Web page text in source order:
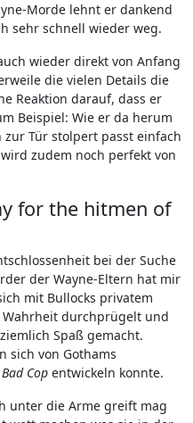
Morde lehnt er dankend
sehr schnell wieder weg.
wieder direkt von Anfang
die vielen Details die
Reaktion darauf, dass er
Beispiel: Wie er da herum
Tür stolpert passt einfach
zudem noch perfekt von
for the hitmen of
bei der Suche
der Wayne-Eltern hat mir
mit Bullocks privatem
durchprügelt und
Spaß gemacht.
sich von Gothams
Bad Cop entwickeln konnte.
unter die Arme greift mag